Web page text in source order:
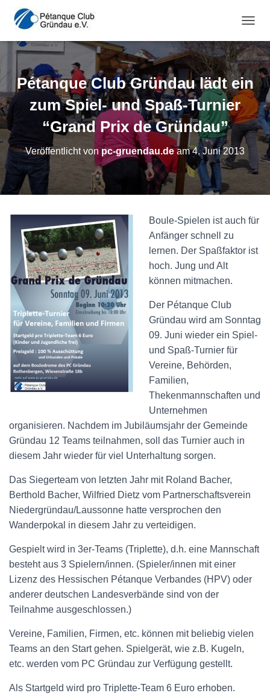
Pétanque Club Gründau lädt ein
zum Spiel- und Spaß-Turnier
“Grand Prix de Gründau”
Veröffentlicht vonpc-gruendau.deam4. Juni 2013
Boule-Spielen ist auch für
Anfänger schnell zu
lernen. Der Spaßfaktor ist
hoch. Jung und Alt
können mitmachen.
Der Pétanque Club
Gründau wird am Sonntag
09. Juni wieder ein Spiel-
und Spaß-Turnier für
Vereine, Behörden,
Familien,
Thekenmannschaften und
Unternehmen
organisieren. Nachdem im Jubiläumsjahr der Gemeinde
Gründau 12 Teams teilnahmen, soll das Turnier auch in
diesem Jahr wieder für viel Unterhaltung sorgen.
Das Siegerteam von letzten Jahr mit Roland Bacher,
Berthold Bacher, Wilfried Dietz vom Partnerschaftsverein
Niedergründau/Laussonne hatte versprochen den
Wanderpokal in diesem Jahr zu verteidigen.
Gespielt wird in 3er-Teams (Triplette), d.h. eine Mannschaft
besteht aus 3 Spielern/innen. (Spieler/innen mit einer
Lizenz des Hessischen Pétanque Verbandes (HPV) oder
anderer deutschen Landesverbände sind von der
Teilnahme ausgeschlossen.)
Vereine, Familien, Firmen, etc. können mit beliebig vielen
Teams an den Start gehen. Spielgerät, wie z.B. Kugeln,
etc. werden vom PC Gründau zur Verfügung gestellt.
Als Startgeld wird pro Triplette-Team 6 Euro erhoben.